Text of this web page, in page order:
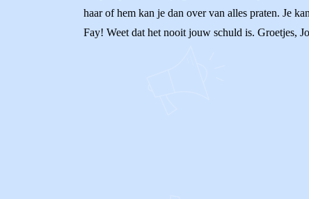
haar of hem kan je dan over van alles praten. Je
Fay! Weet dat het nooit jouw schuld is. Groetjes,